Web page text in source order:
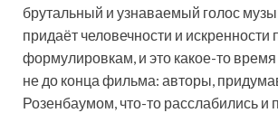
брутальный и узнаваемый голос
придаёт человечности и
формулировкам, и это какое-то
не до конца фильма: авторы,
Розенбаумом, что-то расслабились и